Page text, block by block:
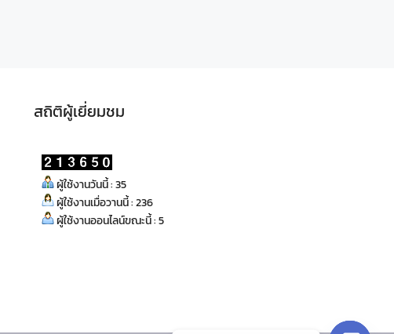
สถิติผู้เยี่ยมชม
ผู้ใช้งานวันนี้ : 35
ผู้ใช้งานเมื่อวานนี้ : 236
ผู้ใช้งานออนไลน์ขณะนี้ : 5